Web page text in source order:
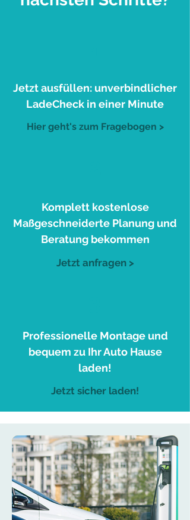
Jetzt ausfüllen: unverbindlicher
LadeCheck in einer Minute
Hier geht's zum Fragebogen >
Komplett kostenlose
Maßgeschneiderte Planung und
Beratung bekommen
Jetzt anfragen >
Professionelle Montage und
bequem zu Ihr Auto Hause
laden!
Jetzt sicher laden!